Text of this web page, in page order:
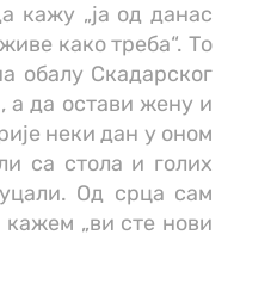
кажу „ја од данас
како треба“. То
обалу Скадарског
а да остави жену и
неки дан у оном
са стола и голих
Од срца сам
„ви сте нови